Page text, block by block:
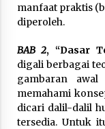
manfaat praktis
diperoleh.
BAB 2, “Dasar
digali berbagai
gambaran
memahami
dicari dalil-dalil
tersedia. Untuk